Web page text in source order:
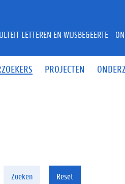
PROJECTEN
LETTEREN EN WIJSBEGEERTE -
Zoeken Reset